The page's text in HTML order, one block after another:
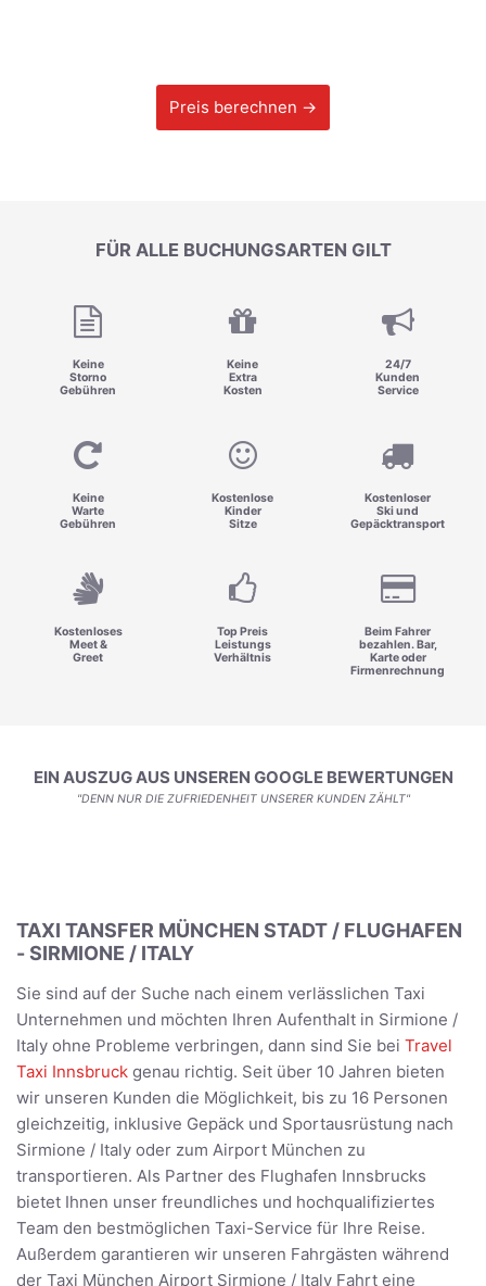
Preis berechnen →
FÜR ALLE BUCHUNGSARTEN GILT
Keine
Storno
Gebühren
Keine
Extra
Kosten
24/7
Kunden
Service
Keine
Warte
Gebühren
Kostenlose
Kinder
Sitze
Kostenloser
Ski und
Gepäcktransport
Kostenloses
Meet &
Greet
Top Preis
Leistungs
Verhältnis
Beim Fahrer
bezahlen. Bar,
Karte oder
Firmenrechnung
EIN AUSZUG AUS UNSEREN GOOGLE BEWERTUNGEN
"DENN NUR DIE ZUFRIEDENHEIT UNSERER KUNDEN ZÄHLT"
TAXI TANSFER MÜNCHEN STADT / FLUGHAFEN
- SIRMIONE / ITALY
Sie sind auf der Suche nach einem verlässlichen Taxi
Unternehmen und möchten Ihren Aufenthalt in Sirmione /
Italy ohne Probleme verbringen, dann sind Sie bei Travel
Taxi Innsbruck genau richtig. Seit über 10 Jahren bieten
wir unseren Kunden die Möglichkeit, bis zu 16 Personen
gleichzeitig, inklusive Gepäck und Sportausrüstung nach
Sirmione / Italy oder zum Airport München zu
transportieren. Als Partner des Flughafen Innsbrucks
bietet Ihnen unser freundliches und hochqualifiziertes
Team den bestmöglichen Taxi-Service für Ihre Reise.
Außerdem garantieren wir unseren Fahrgästen während
der Taxi München Airport Sirmione / Italy Fahrt eine